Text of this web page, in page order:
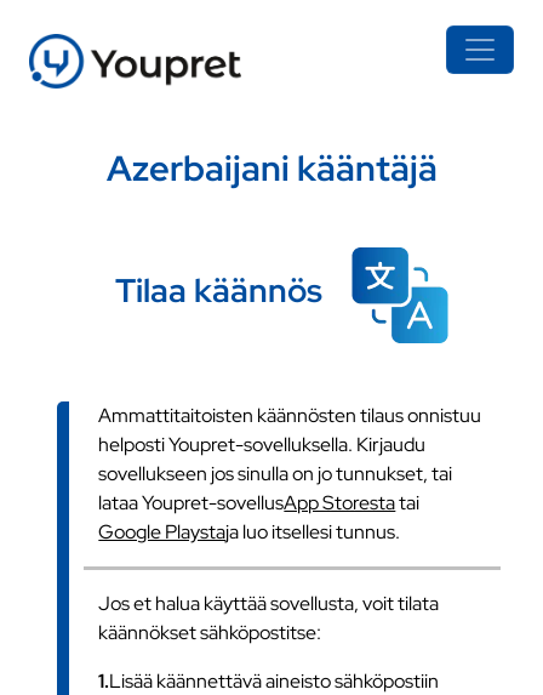
Azerbaijani kääntäjä
Tilaa käännös
Ammattitaitoisten käännösten tilaus onnistuu
helposti Youpret-sovelluksella. Kirjaudu
sovellukseen jos sinulla on jo tunnukset, tai
lataa Youpret-sovellusApp Storestatai
Google Playstaja luo itsellesi tunnus.
Jos et halua käyttää sovellusta, voit tilata
käännökset sähköpostitse:
1.Lisää käännettävä aineisto sähköpostiin